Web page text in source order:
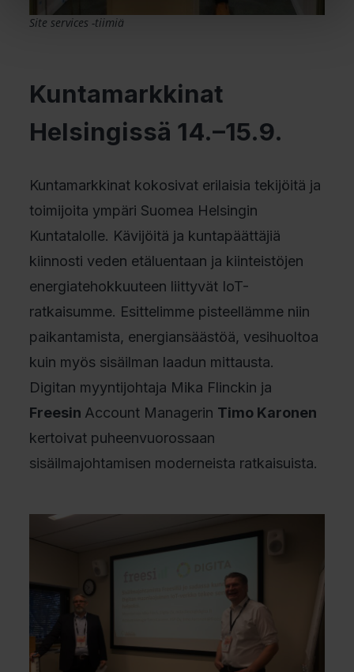
Site services -tiimiä
Kuntamarkkinat
Helsingissä 14.–15.9.
Kuntamarkkinat kokosivat erilaisia tekijöitä ja
toimijoita ympäri Suomea Helsingin
Kuntatalolle. Kävijöitä ja kuntapäättäjiä
kiinnosti veden etäluentaan ja kiinteistöjen
energiatehokkuuteen liittyvät IoT-
ratkaisumme. Esittelimme pisteellämme niin
paikantamista, energiansäästöä, vesihuoltoa
kuin myös sisäilman laadun mittausta.
Digitan myyntijohtaja Mika Flinckin ja
Freesin Account Managerin Timo Karonen
kertoivat puheenvuorossaan
sisäilmajohtamisen moderneista ratkaisuista.